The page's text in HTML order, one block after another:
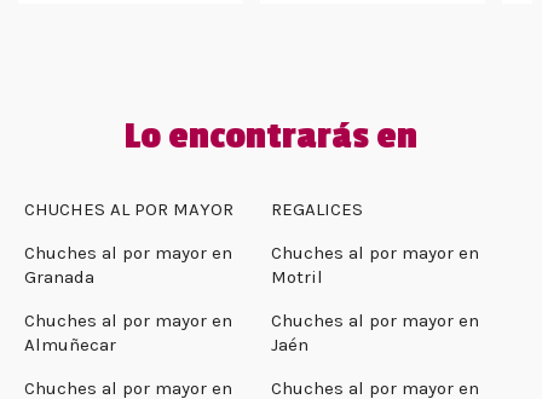
Lo encontrarás en
CHUCHES AL POR MAYOR
REGALICES
Chuches al por mayor en
Granada
Chuches al por mayor en
Motril
Chuches al por mayor en
Almuñecar
Chuches al por mayor en
Jaén
Chuches al por mayor en
Chuches al por mayor en